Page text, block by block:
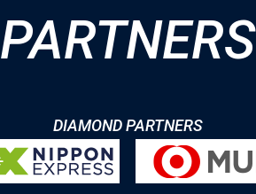
PARTNERS
DIAMOND PARTNERS